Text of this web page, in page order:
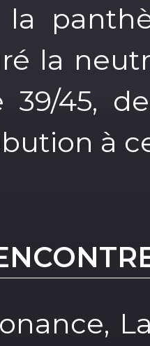
la
la
39/45,
à